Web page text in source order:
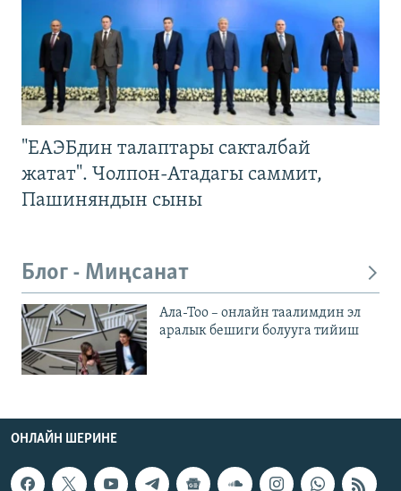
"ЕАЭБдин талаптары сакталбай
жатат". Чолпон-Атадагы саммит,
Пашиняндын сыны
Блог - Миңсанат
Ала-Тоо – онлайн таалимдин эл
аралык бешиги болууга тийиш
ОНЛАЙН ШЕРИНЕ